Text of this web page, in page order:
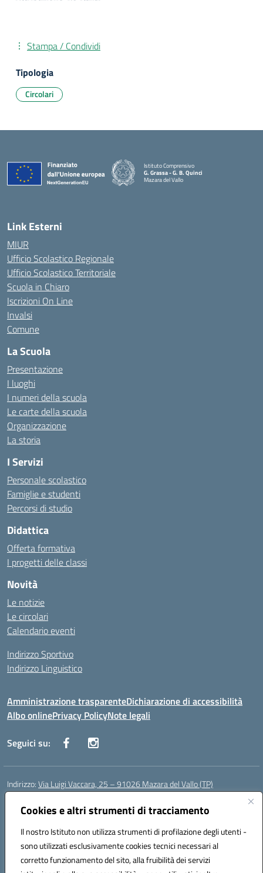
Cookies e altri strumenti di tracciamento
Il nostro Istituto non utilizza strumenti di profilazione degli utenti -
sono utilizzati esclusivamente cookies tecnici necessari al
corretto funzionamento del sito, alla fruibilità dei servizi
Stampa / Condividi
Tipologia
Circolari
Istituto Comprensivo
G. Grassa - G. B. Quinci
Mazara del Vallo
Link Esterni
MIUR
Ufficio Scolastico Regionale
Ufficio Scolastico Territoriale
Scuola in Chiaro
Iscrizioni On Line
Invalsi
Comune
La Scuola
Presentazione
I luoghi
I numeri della scuola
Le carte della scuola
Organizzazione
La storia
I Servizi
Personale scolastico
Famiglie e studenti
Percorsi di studio
Didattica
Offerta formativa
I progetti delle classi
Novità
Le notizie
Le circolari
Calendario eventi
Indirizzo Sportivo
Indirizzo Linguistico
Amministrazione trasparenteDichiarazione di accessibilità
Albo onlinePrivacy PolicyNote legali
Seguici su:
Indirizzo:Via Luigi Vaccara, 25 – 91026 Mazara del Vallo (TP)
Centralino:
Posta elettronica certificata (PEC):tpic843007@pec.istruzione.it
Codice fiscale: 91036660818
Codice meccanografico:tpic843007
Codice Indice delle Pubbliche Amministrazioni (IPA): icggp
Codice unico di fatturazione (CUF): UFYPS3